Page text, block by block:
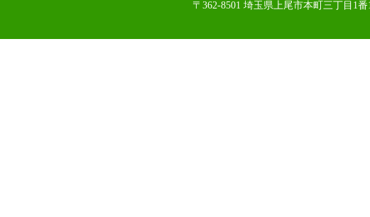
〒362-8501 埼玉県上尾市本町三丁目1番